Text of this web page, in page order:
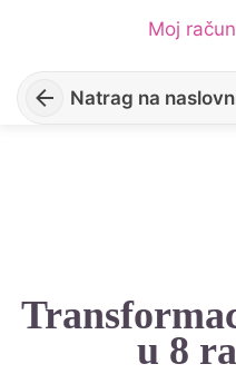
Moj račun
Natrag na
u 8